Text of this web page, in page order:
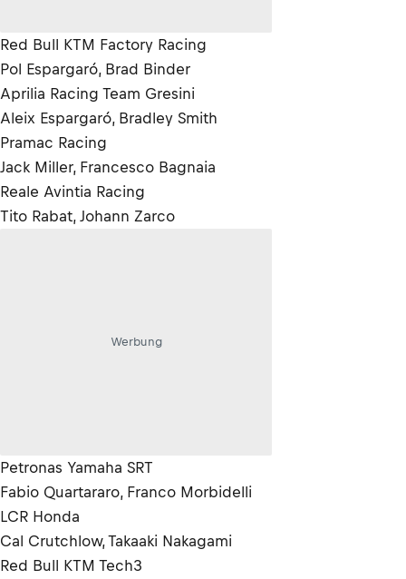
Red Bull KTM Factory Racing
Pol Espargaró, Brad Binder
Aprilia Racing Team Gresini
Aleix Espargaró, Bradley Smith
Pramac Racing
Jack Miller, Francesco Bagnaia
Reale Avintia Racing
Tito Rabat, Johann Zarco
Werbung
Petronas Yamaha SRT
Fabio Quartararo, Franco Morbidelli
LCR Honda
Cal Crutchlow, Takaaki Nakagami
Red Bull KTM Tech3